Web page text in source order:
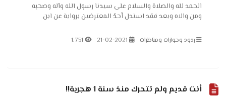
الحمد لله والصلاة والسلام على سيدنا رسول الله وآله وصحبه
ومن والاه وبعد فقد استدل أحدُ المعترضين برواية عن ابن
السنة النبوية ويأخذوا...
ردود وحوارات ومناظرات 21-02-2021
1.751
أنت قديم ولم تتحرك منذ سنة 1 هجرية!!